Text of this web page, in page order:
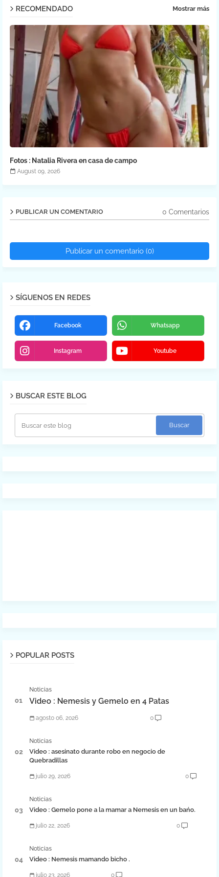
RECOMENDADO Mostrar más
Fotos : Natalia Rivera en casa de campo
August 09, 2026
PUBLICAR UN COMENTARIO 0 Comentarios
Publicar un comentario (0)
SÍGUENOS EN REDES
Facebook Whatsapp
Instagram Youtube
BUSCAR ESTE BLOG
POPULAR POSTS
Noticias
Video : Nemesis y Gemelo en 4 Patas
agosto 06, 2026 0
Noticias
Video : asesinato durante robo en negocio de
Quebradillas
julio 29, 2026 0
Noticias
Video : Gemelo pone a la mamar a Nemesis en un bańo.
julio 22, 2026 0
Noticias
Video : Nemesis mamando bicho .
julio 23, 2026 0